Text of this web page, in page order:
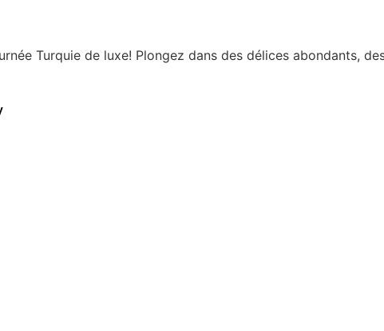
Turquie de luxe! Plongez dans des délices abondants,